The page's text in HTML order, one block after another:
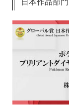
日本作品部門